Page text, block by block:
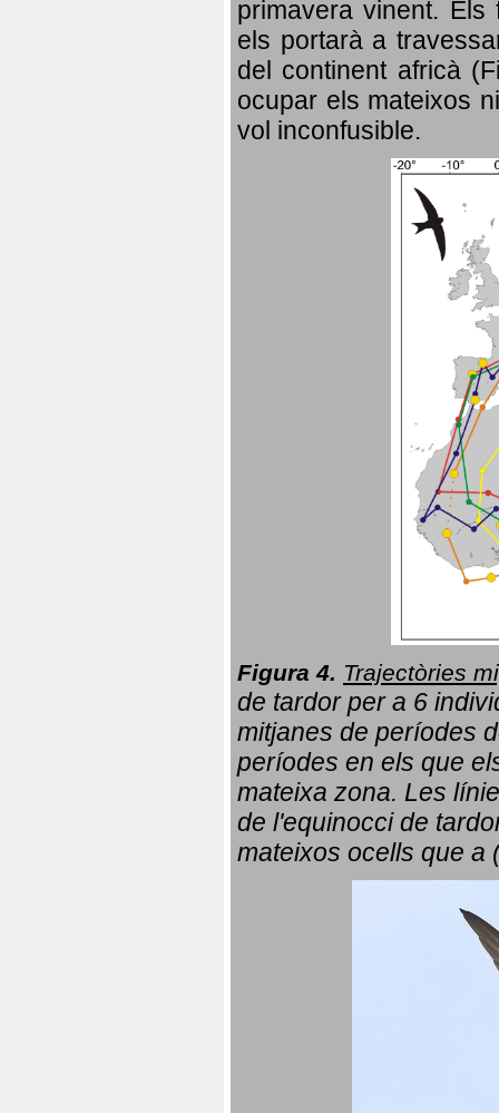
primavera vinent. Els
els portarà a
del continent africà
ocupar els mateixos
vol inconfusible.
Figura 4. Trajectòries
de tardor per a 6
mitjanes de períodes
períodes en els que
mateixa zona. Les
de l'equinocci de
mateixos ocells que a